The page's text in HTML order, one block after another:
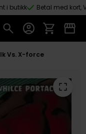
i butikk Betal med kort,
Vs. X-force